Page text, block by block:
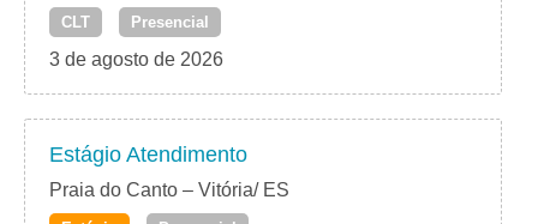
CLT Presencial
3 de agosto de 2026
Estágio Atendimento
Praia do Canto – Vitória/ ES